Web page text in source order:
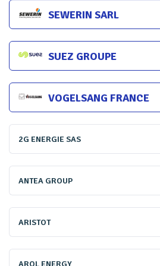
agglomérations d’assainissement
équivalents-habitants (EH) de
de collecte et de traitement des
agglomérations de moins de 2000
concernées lorsqu'elles disposent
SEWERIN SARL
SUEZ GROUPE
VOGELSANG FRANCE
2G ENERGIE SAS
ANTEA GROUP
ARISTOT
AROL ENERGY